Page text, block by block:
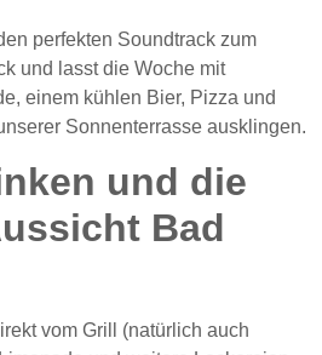
perfekten Soundtrack zum
und lasst die Woche mit
einem kühlen Bier, Pizza und
Sonnenterrasse ausklingen.
und die
Bad
vom Grill (natürlich auch